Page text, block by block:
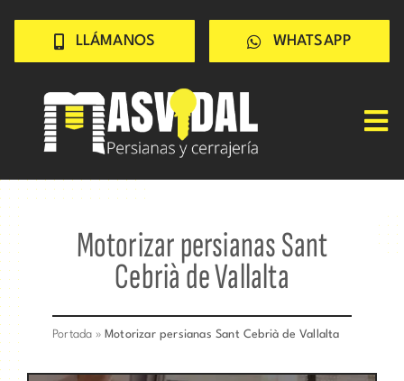
Saltar
contenido
LLÁMANOS WHATSAPP
Inicio
CERRAJERÍA
CONSEJOS
Motorizar persianas Sant
Cebrià de Vallalta
Portada » Motorizar persianas Sant Cebrià de Vallalta